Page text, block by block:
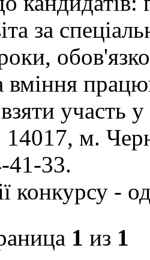
за
участь
м.
41-33.
конкурсу -
1 из 1